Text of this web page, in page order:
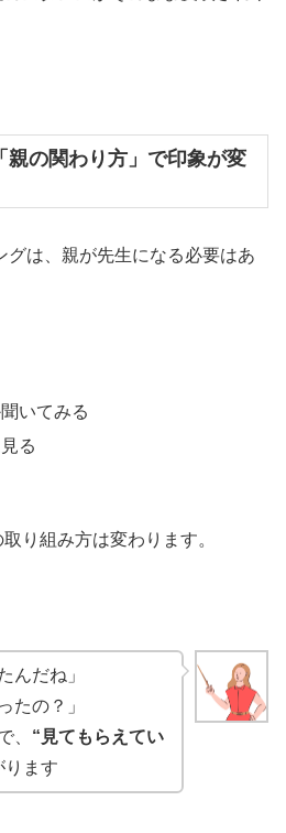
親の関わり方」で印象が変
グは、親が先生になる必要はあ
いてみる
る
り組み方は変わります。
んだね」
たの？」
、 “見てもらえてい
ります